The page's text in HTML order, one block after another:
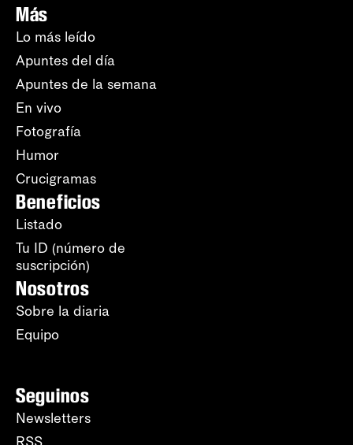
Más
Lo más leído
Apuntes del día
Apuntes de la semana
En vivo
Fotografía
Humor
Crucigramas
Beneficios
Listado
Tu ID (número de
suscripción)
Nosotros
Sobre la diaria
Equipo
Seguinos
Newsletters